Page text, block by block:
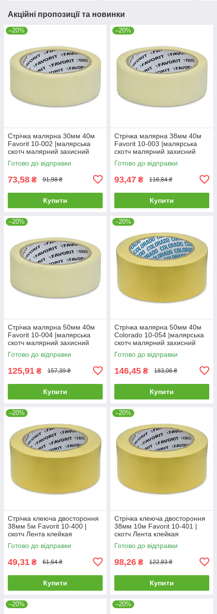
Акційні пропозиції та новинки
–20%
Стрічка малярна 30мм 40м
Favorit 10-002 |малярська
скотч малярний захисний
Готово до відправки
73,58 ₴ 91,98 ₴
Купити
–20%
Стрічка малярна 38мм 40м
Favorit 10-003 |малярська
скотч малярний захисний
Готово до відправки
93,47 ₴ 116,84 ₴
Купити
–20%
Стрічка малярна 50мм 40м
Favorit 10-004 |малярська
скотч малярний захисний
Готово до відправки
125,91 ₴ 157,39 ₴
Купити
–20%
Стрічка малярна 50мм 40м
Colorado 10-054 |малярська
скотч малярний захисний
Готово до відправки
146,45 ₴ 183,06 ₴
Купити
–20%
Стрічка клеюча двостороння
38мм 5м Favorit 10-400 |
скотч Лента клейкая
двухсторонняя 38мм 5м
Favorit
Готово до відправки
49,31 ₴ 61,64 ₴
Купити
–20%
Стрічка клеюча двостороння
38мм 10м Favorit 10-401 |
скотч Лента клейкая
двухсторонняя 38мм 10м
Favorit
Готово до відправки
98,26 ₴ 122,83 ₴
Купити
–20% –20%